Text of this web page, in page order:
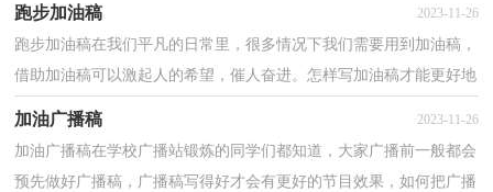
跑步加油稿 2023-11-26
跑步加油稿在我们平凡的日常里，很多情况下我们需要用到加油稿，
借助加油稿可以激起人的希望，催人奋进。怎样写加油稿才能更好地
加油广播稿 2023-11-26
加油广播稿在学校广播站锻炼的同学们都知道，大家广播前一般都会
预先做好广播稿，广播稿写得好才会有更好的节目效果，如何把广播